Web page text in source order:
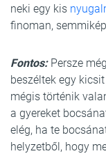
neki egy kis
finoman,
Fontos:Persze
beszéltek egy
mégis történik
a gyereket
elég, ha te
helyzetből, hogy